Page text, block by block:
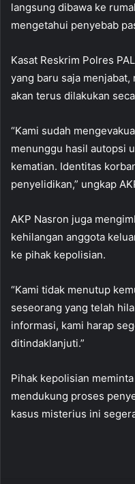
langsung dibawa ke
mengetahui penyebab
Kasat Reskrim Polres
yang baru saja
akan terus dilakukan
“Kami sudah
menunggu hasil autopsi
kematian. Identitas
penyelidikan,” ungkap
AKP Nasron juga
kehilangan anggota
ke pihak kepolisian.
“Kami tidak menutup
seseorang yang telah
informasi, kami harap
ditindaklanjuti.”
Pihak kepolisian
mendukung proses
kasus misterius ini